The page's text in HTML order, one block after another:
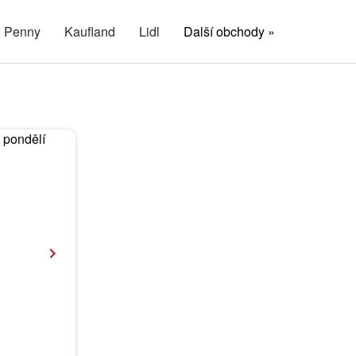
Penny Kaufland Lidl Další obchody »